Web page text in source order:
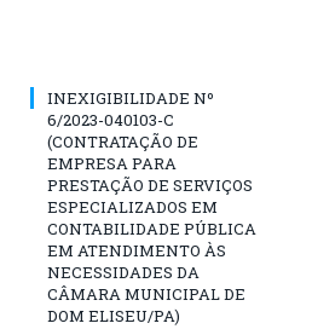
INEXIGIBILIDADE Nº
6/2023-040103-C
(CONTRATAÇÃO DE
EMPRESA PARA
PRESTAÇÃO DE SERVIÇOS
ESPECIALIZADOS EM
CONTABILIDADE PÚBLICA
EM ATENDIMENTO ÀS
NECESSIDADES DA
CÂMARA MUNICIPAL DE
DOM ELISEU/PA)